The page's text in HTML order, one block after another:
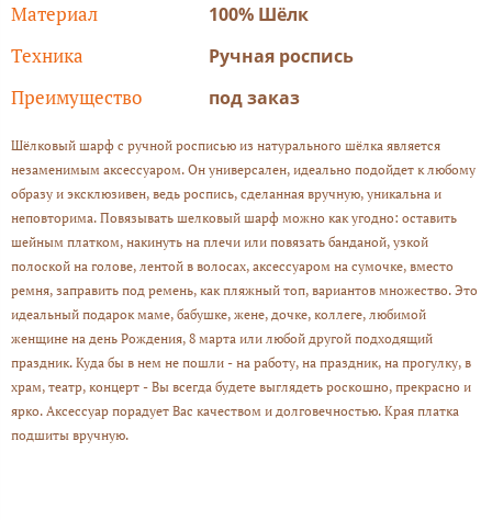
Материал 100% Шёлк
Техника Ручная роспись
Преимущество под заказ
Шёлковый шарф с ручной росписью из натурального шёлка является
незаменимым аксессуаром. Он универсален, идеально подойдет к любому
образу и эксклюзивен, ведь роспись, сделанная вручную, уникальна и
неповторима. Повязывать шелковый шарф можно как угодно: оставить
шейным платком, накинуть на плечи или повязать банданой, узкой
полоской на голове, лентой в волосах, аксессуаром на сумочке, вместо
ремня, заправить под ремень, как пляжный топ, вариантов множество. Это
идеальный подарок маме, бабушке, жене, дочке, коллеге, любимой
женщине на день Рождения, 8 марта или любой другой подходящий
праздник. Куда бы в нем не пошли - на работу, на праздник, на прогулку, в
храм, театр, концерт - Вы всегда будете выглядеть роскошно, прекрасно и
ярко. Аксессуар порадует Вас качеством и долговечностью. Края платка
подшиты вручную.